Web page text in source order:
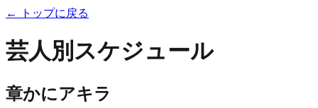
← トップに戻る
芸人別スケジュール
章かにアキラ